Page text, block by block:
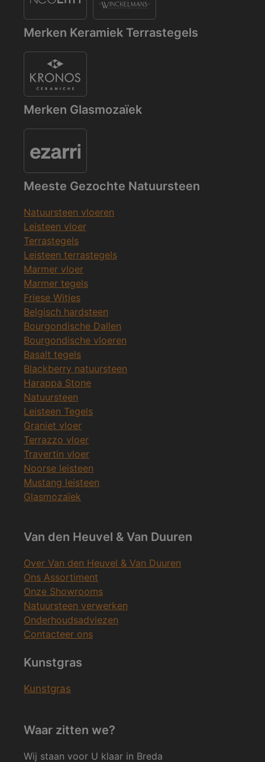
Merken Keramiek Terrastegels
Merken Glasmozaïek
Meeste Gezochte Natuursteen
Natuursteen vloeren
Leisteen vloer
Terrastegels
Leisteen terrastegels
Marmer vloer
Marmer tegels
Friese Witjes
Belgisch hardsteen
Bourgondische Dallen
Bourgondische vloeren
Basalt tegels
Blackberry natuursteen
Harappa Stone
Natuursteen
Leisteen Tegels
Graniet vloer
Terrazzo vloer
Travertin vloer
Noorse leisteen
Mustang leisteen
Glasmozaïek
Van den Heuvel & Van Duuren
Over Van den Heuvel & Van Duuren
Ons Assortiment
Onze Showrooms
Natuursteen verwerken
Onderhoudsadviezen
Contacteer ons
Kunstgras
Kunstgras
Waar zitten we?
Wij staan voor U klaar in Breda